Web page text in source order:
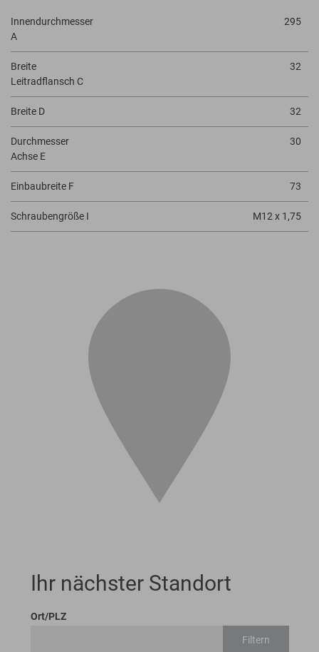
Innendurchmesser
A
295
Breite
Leitradflansch C
32
Breite D 32
Durchmesser
Achse E
30
Einbaubreite F 73
Schraubengröße I M12 x 1,75
Ihr nächster Standort
Ort/PLZ
Filtern